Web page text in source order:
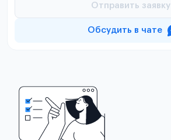
Отправить заявку
Обсудить в чате